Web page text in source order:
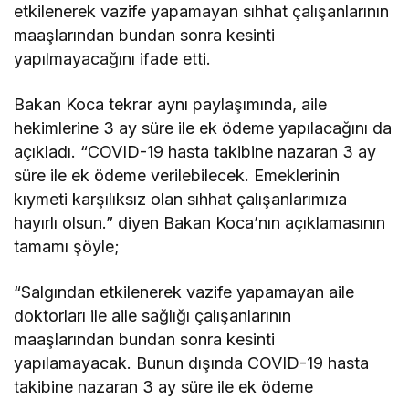
etkilenerek vazife yapamayan sıhhat çalışanlarının
maaşlarından bundan sonra kesinti
yapılmayacağını ifade etti.
Bakan Koca tekrar aynı paylaşımında, aile
hekimlerine 3 ay süre ile ek ödeme yapılacağını da
açıkladı. “COVID-19 hasta takibine nazaran 3 ay
süre ile ek ödeme verilebilecek. Emeklerinin
kıymeti karşılıksız olan sıhhat çalışanlarımıza
hayırlı olsun.” diyen Bakan Koca’nın açıklamasının
tamamı şöyle;
“Salgından etkilenerek vazife yapamayan aile
doktorları ile aile sağlığı çalışanlarının
maaşlarından bundan sonra kesinti
yapılamayacak. Bunun dışında COVID-19 hasta
takibine nazaran 3 ay süre ile ek ödeme